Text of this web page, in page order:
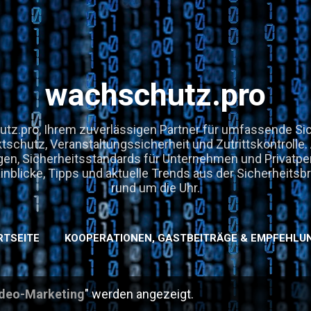
Direkt zum Hauptbereich
wachschutz.pro
Ihrem zuverlässigen Partner für umfassende
Veranstaltungssicherheit und
Sicherheitsstandards für Unternehmen und
Tipps und aktuelle Trends aus der
rund um die Uhr.
KOOPERATIONEN, GASTBEITRÄGE &
Marketing" werden angezeigt.